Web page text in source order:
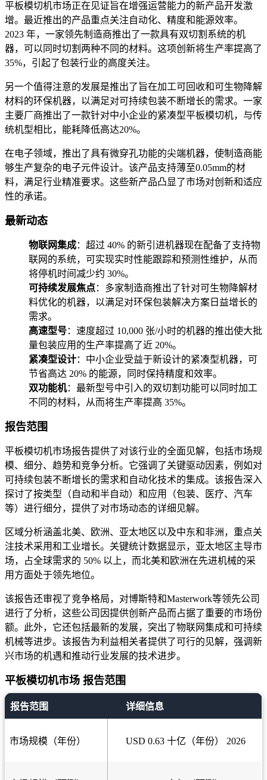
平板模切机市场正在见证旨在增强运营能力的新产品开发激
增。最近推出的产品重点关注自动化、精度和能源效率。
2023 年，一家领先制造商推出了一款具有双切割系统的机
器，可以同时切割两种不同的材料。这项创新将生产率提高了
35%，引起了包装行业的高度关注。
另一个值得注意的发展是推出了旨在加工可回收和可生物降解
材料的环保机器，以满足对可持续包装不断增长的需求。一家
主要厂商推出了一款针对中小企业的紧凑型平板模切机，与传
统机型相比，能耗降低高达20%。
在电子领域，推出了具有微穿孔功能的尖端机器，使制造商能
够生产复杂的电子元件设计。该产品支持薄至0.05mm的材
料，满足行业精准要求。这些新产品凸显了市场对创新和适应
性的承诺。
最新动态
物联网集成：超过 40% 的新引进机器现在配备了支持物
联网的系统，可实现实时性能跟踪和预测性维护，从而
将停机时间减少约 30%。
可持续发展焦点：多家制造商推出了针对可生物降解材
料优化的机器，以满足对环保包装解决方案日益增长的
需求。
高速型号：速度超过 10,000 张/小时的机器的推出使大批
量包装应用的生产率提高了近 20%。
紧凑型设计：中小企业受益于新设计的紧凑型机器，可
节省高达 20% 的能源，同时保持精度和效率。
双功能机：最新型号中引入的双切割功能可以同时加工
不同的材料，从而将生产率提高 35%。
报告范围
平板模切机市场报告提供了对该行业的全面见解，包括市场规
模、细分、趋势和竞争分析。它强调了关键驱动因素，例如对
可持续包装不断增长的需求和自动化技术的集成。该报告深入
探讨了按类型（自动和半自动）和应用（包装、医疗、汽车
等）进行细分，提供了对市场动态的详细见解。
区域分析涵盖北美、欧洲、亚太地区以及中东和非洲，重点关
注技术采用和工业增长。关键统计数据显示，亚太地区主导市
场，占全球需求的 50% 以上，而北美和欧洲在先进机械的采
用方面处于领先地位。
该报告还审视了竞争格局，对博斯特和Masterwork等领先公司
进行了分析，这些公司因提供创新产品而占据了重要的市场份
额。此外，它还包括最新的发展，突出了物联网集成和可持续
机械等进步。该报告为利益相关者提供了可行的见解，强调新
兴市场的机遇和推动行业发展的技术进步。
平板模切机市场 报告范围
报告范围 详细信息
市场规模（年份） USD 0.63 十亿（年份） 2026